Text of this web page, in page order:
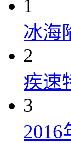
1
冰海
2
疾速
3
2016